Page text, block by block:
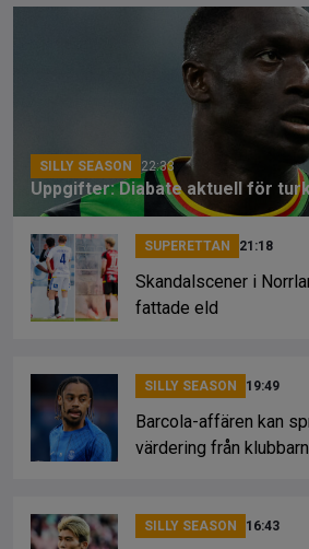
b
o
o
a
d
s
SILLY SEASON 22:33
Uppgifter: Diabate aktuell för
SUPERETTAN 21:18
Skandalscener i
fattade eld
SILLY SEASON 19:49
Barcola-affären kan
värdering från
SILLY SEASON 16:43